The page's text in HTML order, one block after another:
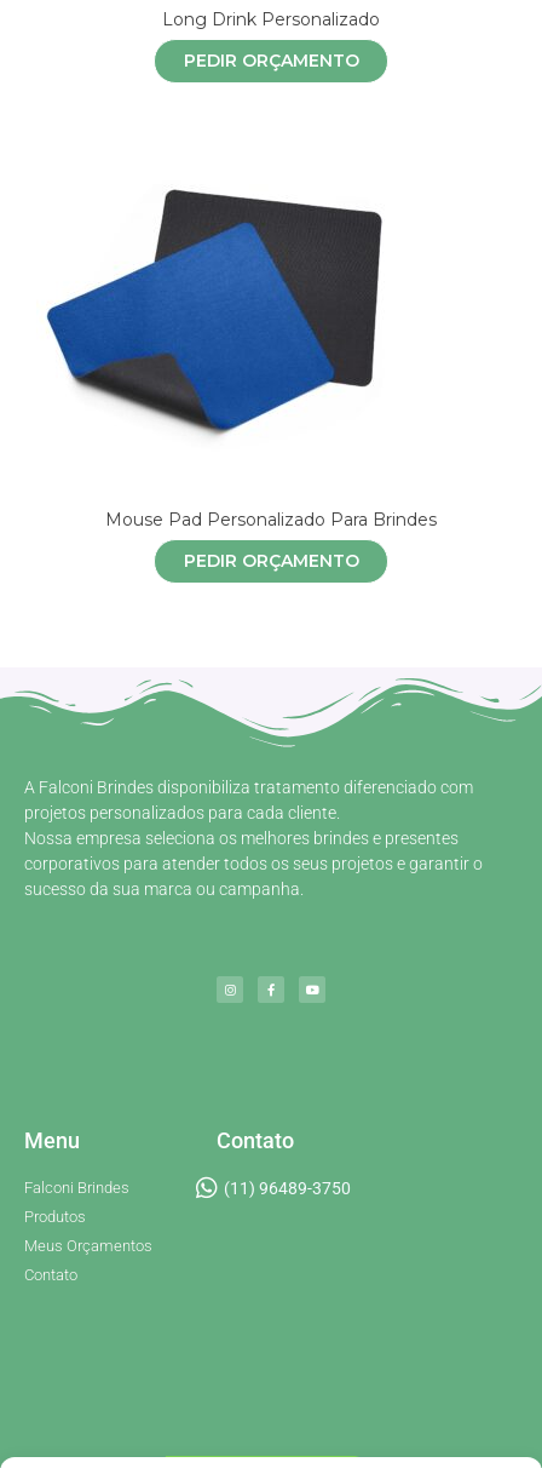
Long Drink Personalizado
PEDIR ORÇAMENTO
Mouse Pad Personalizado Para Brindes
PEDIR ORÇAMENTO
A Falconi Brindes disponibiliza tratamento diferenciado com
projetos personalizados para cada cliente.
Nossa empresa seleciona os melhores brindes e presentes
corporativos para atender todos os seus projetos e garantir o
sucesso da sua marca ou campanha.
Menu
Falconi Brindes
Produtos
Meus Orçamentos
Contato
Contato
(11) 96489-3750